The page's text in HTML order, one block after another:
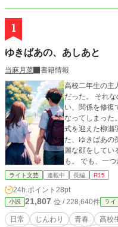
1
ゆきばあの、あしあと
当麻月菜
書籍情報
高校二年生の主
だった。 それ
い、関係を修復
なってしまった
式を迎えた柳瀬
た、ゆきばあの
麗な顔をしてい
も。 でも、一
には、家族も知らな
休み。 ※他のサイトにも投稿しています。 ※表紙は商用利用
可のAIイラスト
ライト文芸 連載中 長編 R15
24h.ポイント 28pt
小説 21,807 位 / 228,640件 ライ
日常 じんわり 青春 高校